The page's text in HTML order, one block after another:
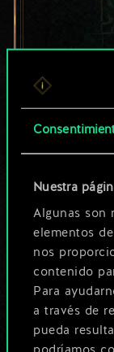
Nuestra
Algunas son
elementos
nos
contenido
Para
a través de
pueda
Poner
una guía